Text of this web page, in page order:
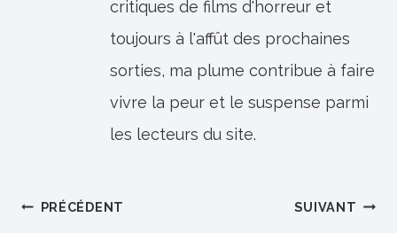
critiques de films d'horreur et
toujours à l'affût des prochaines
sorties, ma plume contribue à faire
vivre la peur et le suspense parmi
les lecteurs du site.
Navigation
PRÉCÉDENT SUIVANT